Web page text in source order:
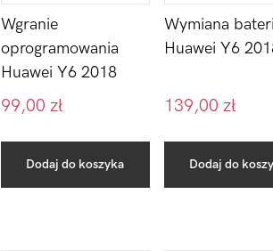
Wgranie
oprogramowania
Huawei Y6 2018
99,00 zł
Dodaj do koszyka
Wymiana
Huawei Y6
139,00 zł
Dodaj do